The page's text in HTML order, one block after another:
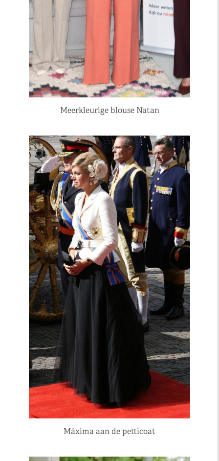
Meerkleurige blouse Natan
Máxima aan de petticoat